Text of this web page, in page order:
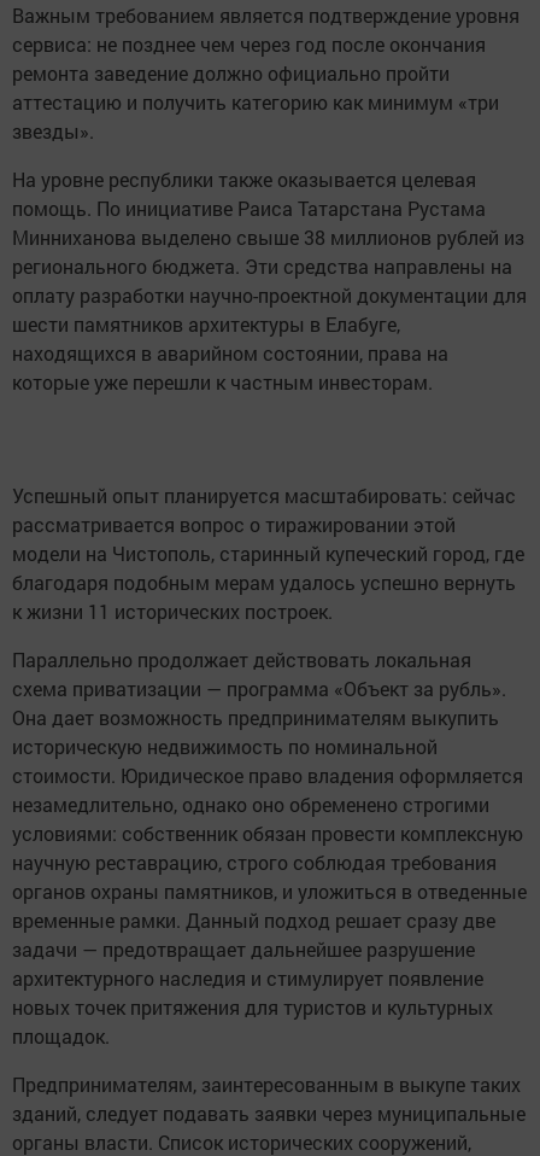
Важным требованием является подтверждение уровня
сервиса: не позднее чем через год после окончания
ремонта заведение должно официально пройти
аттестацию и получить категорию как минимум «три
звезды».
На уровне республики также оказывается целевая
помощь. По инициативе Раиса Татарстана Рустама
Минниханова выделено свыше 38 миллионов рублей из
регионального бюджета. Эти средства направлены на
оплату разработки научно-проектной документации для
шести памятников архитектуры в Елабуге,
находящихся в аварийном состоянии, права на
которые уже перешли к частным инвесторам.
Успешный опыт планируется масштабировать: сейчас
рассматривается вопрос о тиражировании этой
модели на Чистополь, старинный купеческий город, где
благодаря подобным мерам удалось успешно вернуть
к жизни 11 исторических построек.
Параллельно продолжает действовать локальная
схема приватизации — программа «Объект за рубль».
Она дает возможность предпринимателям выкупить
историческую недвижимость по номинальной
стоимости. Юридическое право владения оформляется
незамедлительно, однако оно обременено строгими
условиями: собственник обязан провести комплексную
научную реставрацию, строго соблюдая требования
органов охраны памятников, и уложиться в отведенные
временные рамки. Данный подход решает сразу две
задачи — предотвращает дальнейшее разрушение
архитектурного наследия и стимулирует появление
новых точек притяжения для туристов и культурных
площадок.
Предпринимателям, заинтересованным в выкупе таких
зданий, следует подавать заявки через муниципальные
органы власти. Список исторических сооружений,